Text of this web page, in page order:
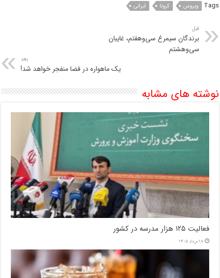
Tags ویروس کرونا ایرانی
قبل
برندگان سیمرغ سی‌وهفتم، غایبان
سی‌وهشتم
بعد
یک ماهواره در فضا منفجر خواهد شد!
نوشته های مشابه
فعالیت ۱۲۵ هزار مدرسه در کشور
18 مرداد 1405